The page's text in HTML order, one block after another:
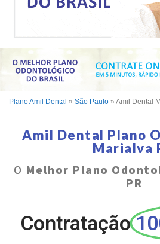
Plano Amil Dental » São Paulo » Amil Dental
Amil Dental Plano
Marialva
O Melhor Plano
PR
Contratação